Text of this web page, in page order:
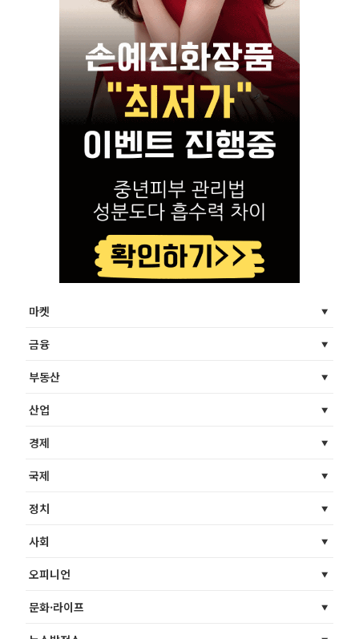
마켓
금융
부동산
산업
경제
국제
정치
사회
오피니언
문화·라이프